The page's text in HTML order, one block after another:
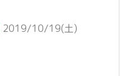
2019/10/19(土)